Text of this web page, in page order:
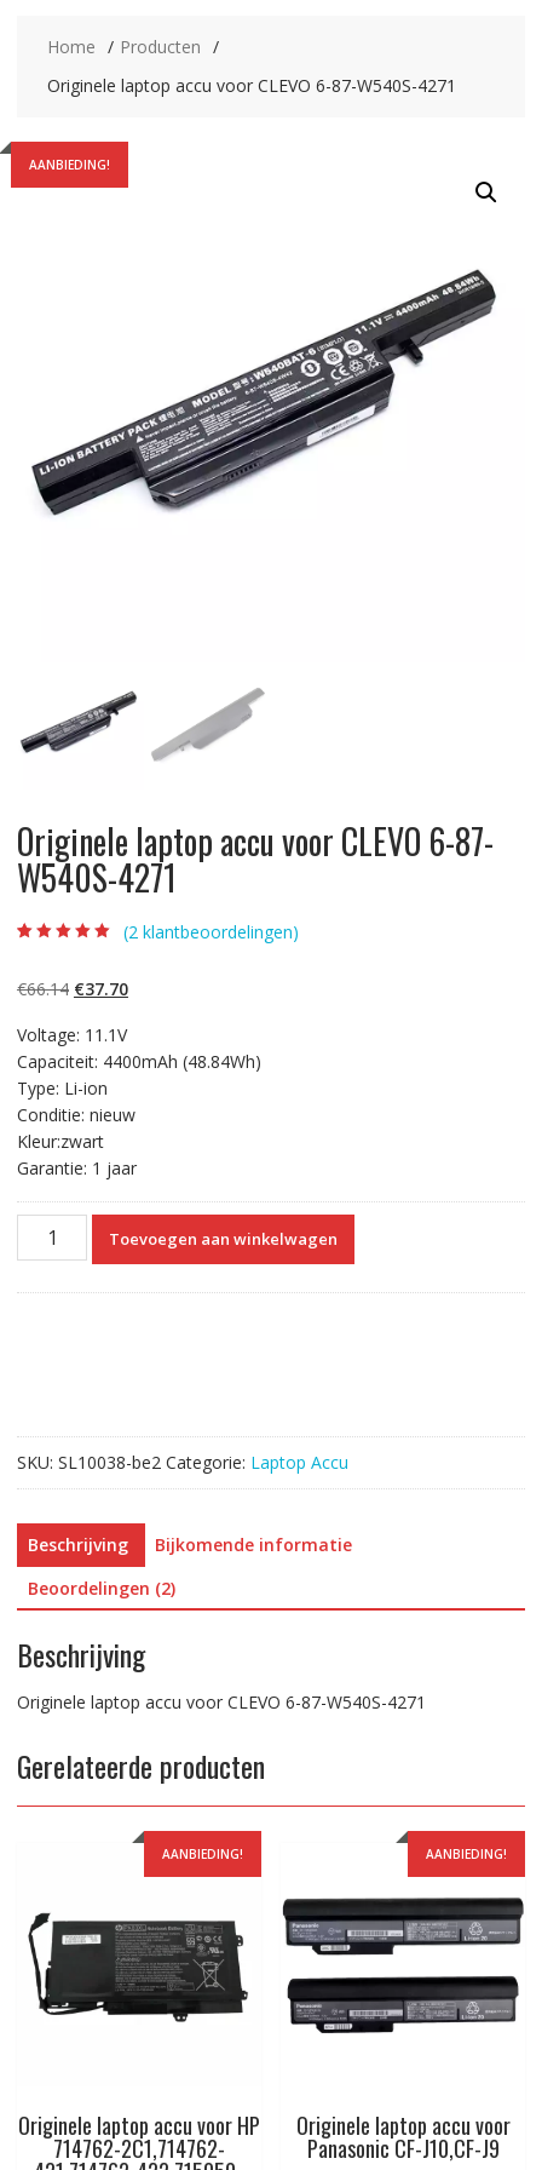
Home
Producten
Originele laptop accu voor CLEVO 6-87-W540S-4271
AANBIEDING!
Originele laptop accu voor CLEVO 6-87-
W540S-4271
gebaseerd op
klantbeoordelinge
(2 klantbeoordelingen)
€66.14 Oorspronkelijke
was:
€66.14.
€37.70Huidige
€37.70.
Voltage: 11.1V
Capaciteit: 4400mAh (48.84Wh)
Type: Li-ion
Conditie: nieuw
Kleur:zwart
Garantie: 1 jaar
Originele
4271
aantal
Toevoegen aan winkelwagen
SKU: SL10038-be2 Categorie: Laptop Accu
Beschrijving
Bijkomende informatie
Beoordelingen (2)
Beschrijving
Originele laptop accu voor CLEVO 6-87-W540S-4271
Gerelateerde producten
AANBIEDING!
Originele laptop accu voor HP
714762-2C1,714762-
AANBIEDING!
Originele laptop accu voor
Panasonic CF-J10,CF-J9